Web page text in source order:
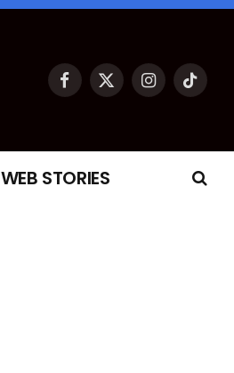
Facebook
X
Instagram
TikTok
WEB STORIES